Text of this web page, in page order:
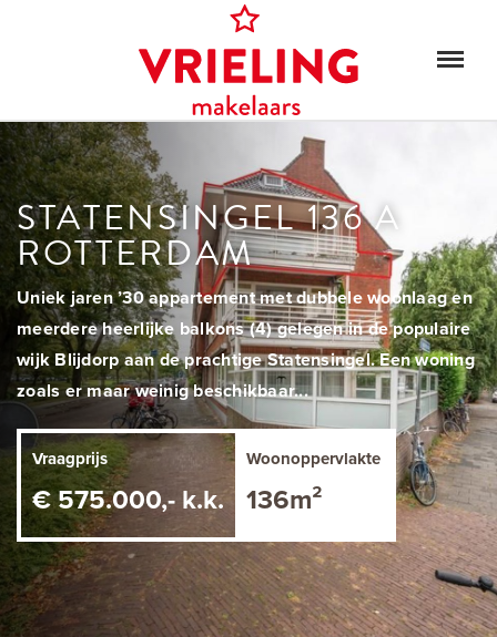
STATENSINGEL 136 A
ROTTERDAM
Uniek jaren ’30 appartement met dubbele woonlaag en
meerdere heerlijke balkons (4) gelegen in de populaire
wijk Blijdorp aan de prachtige Statensingel. Een woning
zoals er maar weinig beschikbaar...
Vraagprijs
€ 575.000,- k.k.
Woonoppervlakte
136m²